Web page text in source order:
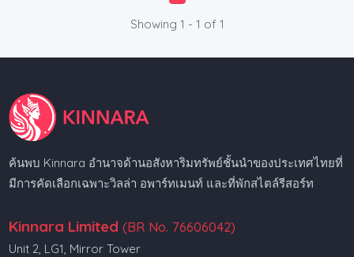
Showing 1 - 1 of 1
ค้นพบ Kinnara อำนาจด้านอสังหาริมทรัพย์ชั้นนำของประเทศไทยที่
มีการคัดเลือกเฉพาะวิลล่า อพาร์ทเมนท์ และที่พักสไตล์รีสอร์ท
Kinnara Limited (BR No. 76606042)
Unit 2, LG1, Mirror Tower